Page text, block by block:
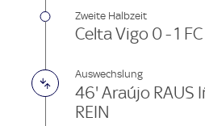
Zweite Halbzeit
Celta Vigo 0 - 1
Auswechslung
46' Araújo RAUS
REIN